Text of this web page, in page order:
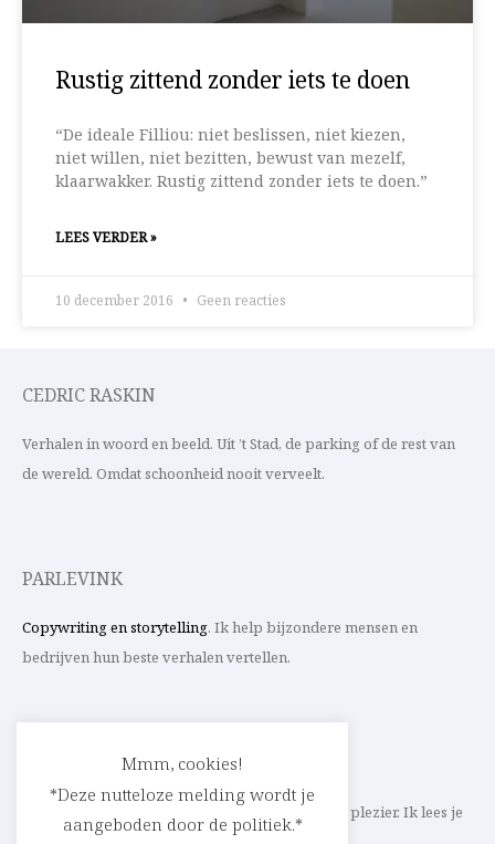
Rustig zittend zonder iets te doen
“De ideale Filliou: niet beslissen, niet kiezen,
niet willen, niet bezitten, bewust van mezelf,
klaarwakker. Rustig zittend zonder iets te doen.”
LEES VERDER »
10 december 2016 Geen reacties
CEDRIC RASKIN
Verhalen in woord en beeld. Uit ’t Stad, de parking of de rest van
de wereld. Omdat schoonheid nooit verveelt.
PARLEVINK
Copywriting en storytelling. Ik help bijzondere mensen en
bedrijven hun beste verhalen vertellen.
Schrijf ik straks mee aan jouw verhaal? Met veel plezier. Ik lees je
Mmm, cookies!
*Deze nutteloze melding wordt je
aangeboden door de politiek.*